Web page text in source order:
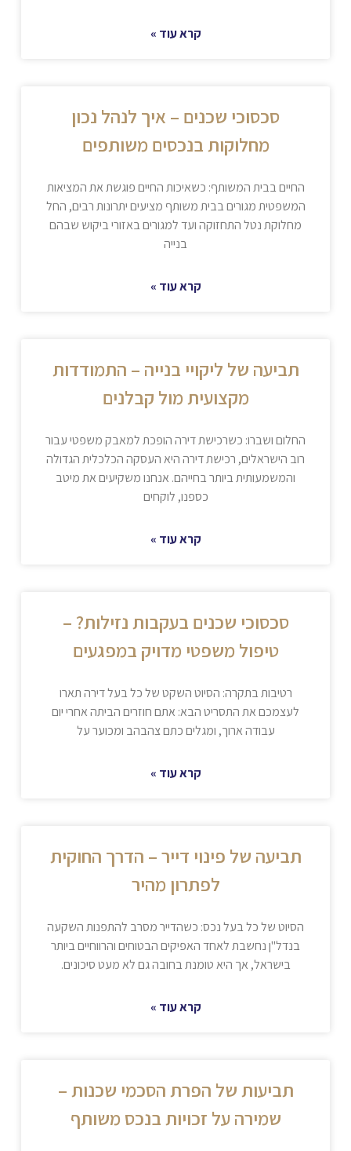
קרא עוד »
סכסוכי שכנים – איך לנהל נכון
מחלוקות בנכסים משותפים
החיים בבית המשותף: כשאיכות החיים פוגשת את המציאות
המשפטית מגורים בבית משותף מציעים יתרונות רבים, החל
מחלוקת נטל התחזוקה ועד למגורים באזורי ביקוש שבהם
בנייה
קרא עוד »
תביעה של ליקויי בנייה – התמודדות
מקצועית מול קבלנים
החלום ושברו: כשרכישת דירה הופכת למאבק משפטי עבור
רוב הישראלים, רכישת דירה היא העסקה הכלכלית הגדולה
והמשמעותית ביותר בחייהם. אנחנו משקיעים את מיטב
כספנו, לוקחים
קרא עוד »
סכסוכי שכנים בעקבות נזילות? –
טיפול משפטי מדויק במפגעים
רטיבות בתקרה: הסיוט השקט של כל בעל דירה תארו
לעצמכם את התסריט הבא: אתם חוזרים הביתה אחרי יום
עבודה ארוך, ומגלים כתם צהבהב ומכוער על
קרא עוד »
תביעה של פינוי דייר – הדרך החוקית
לפתרון מהיר
הסיוט של כל בעל נכס: כשהדייר מסרב להתפנות השקעה
בנדל"ן נחשבת לאחד האפיקים הבטוחים והרווחיים ביותר
בישראל, אך היא טומנת בחובה גם לא מעט סיכונים.
קרא עוד »
תביעות של הפרת הסכמי שכנות –
שמירה על זכויות בנכס משותף